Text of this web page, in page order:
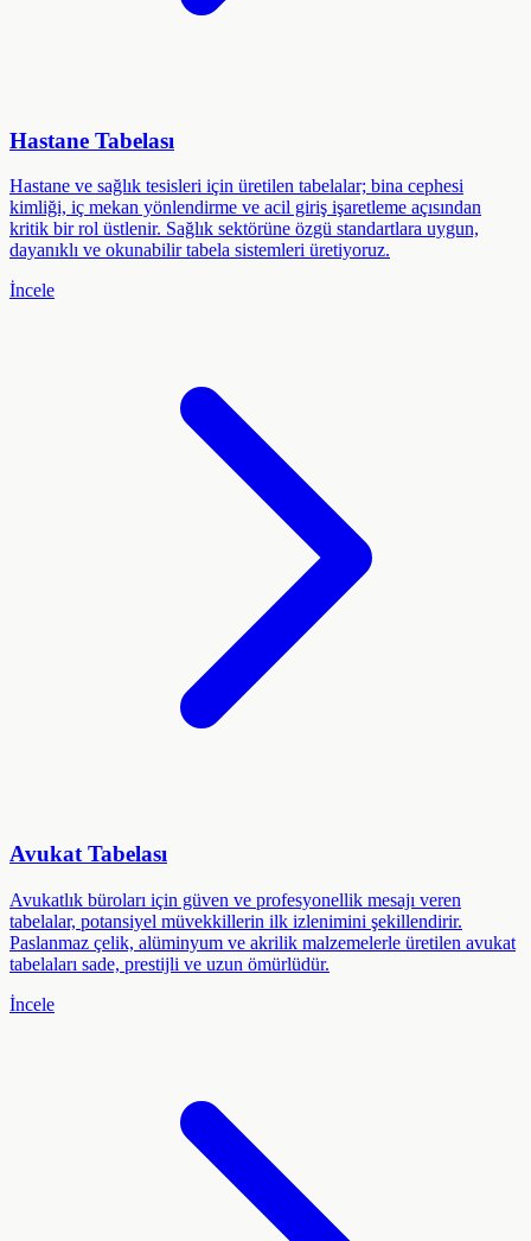
Hastane Tabelası
Hastane ve sağlık tesisleri için üretilen tabelalar; bina cephesi
kimliği, iç mekan yönlendirme ve acil giriş işaretleme açısından
kritik bir rol üstlenir. Sağlık sektörüne özgü standartlara uygun,
dayanıklı ve okunabilir tabela sistemleri üretiyoruz.
İncele
Avukat Tabelası
Avukatlık büroları için güven ve profesyonellik mesajı veren
tabelalar, potansiyel müvekkillerin ilk izlenimini şekillendirir.
Paslanmaz çelik, alüminyum ve akrilik malzemelerle üretilen avukat
tabelaları sade, prestijli ve uzun ömürlüdür.
İncele